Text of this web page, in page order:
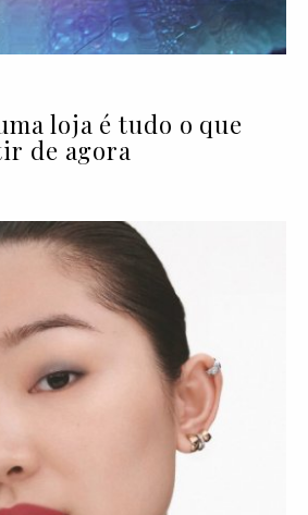
loja é tudo o que
de agora